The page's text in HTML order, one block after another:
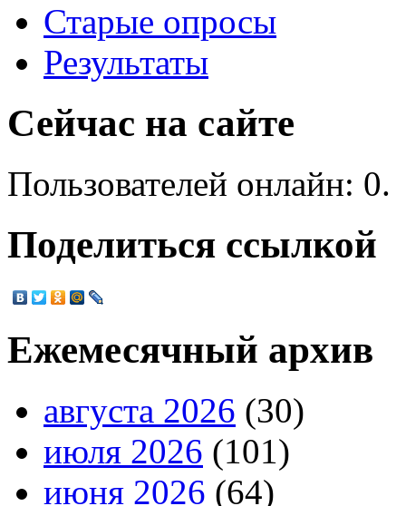
Старые опросы
Результаты
Сейчас на сайте
Пользователей онлайн: 0.
Поделиться ссылкой
Ежемесячный архив
августа 2026 (30)
июля 2026 (101)
июня 2026 (64)